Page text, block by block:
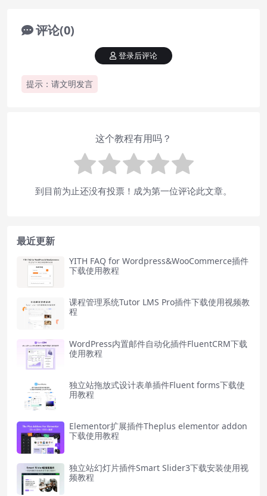
评论(0)
提示：请文明发言
登录后评论
这个教程有用吗？
到目前为止还没有投票！成为第一位评论此文章。
最近更新
YITH FAQ for Wordpress&WooCommerce插件
下载使用教程
课程管理系统Tutor LMS Pro插件下载使用视频教
程
WordPress内置邮件自动化插件FluentCRM下载
使用教程
独立站拖放式设计表单插件Fluent forms下载使
用教程
Elementor扩展插件Theplus elementor addon
下载使用教程
独立站幻灯片插件Smart Slider3下载安装使用视
频教程